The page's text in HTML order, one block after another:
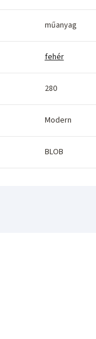
műanyag
fehér
280
Modern
BLOB